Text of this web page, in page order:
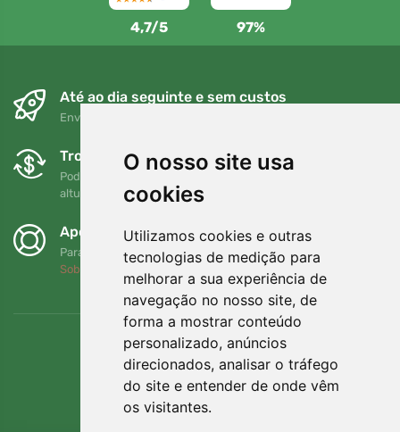
O nosso site usa
cookies
Utilizamos cookies e outras
tecnologias de medição para
melhorar a sua experiência de
navegação no nosso site, de
forma a mostrar conteúdo
personalizado, anúncios
direcionados, analisar o tráfego
do site e entender de onde vêm
os visitantes.
4,7/5 97%
Até ao dia seguinte e sem custos
Envio gratuito para encomendas superiores a 80 EUR
Trocas e devoluções gratuitas
Pode devolver ou trocar a sua encomenda em qualquer
altura no prazo de 90 dias
Apoiamos a Trees.org
Para cada encomenda plantamos uma árvore! Leia mais
Sobre nós